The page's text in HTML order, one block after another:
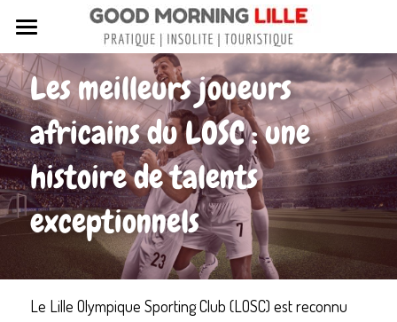
Tous nos articles
Sortir à Lille
Lille de A à Z
Nos livres sur Lille
Lille insolite et secret
Street Art à Lille
Toutes les rues de Lille
Les meilleurs joueurs
africains du LOSC : une
histoire de talents
exceptionnels
Le Lille Olympique Sporting Club (LOSC) est reconnu